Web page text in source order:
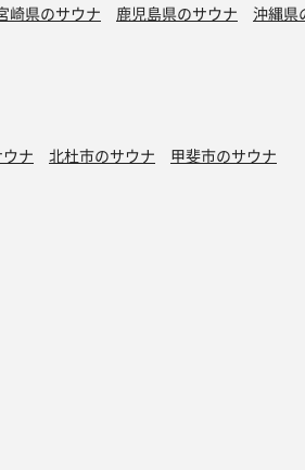
崎県のサウナ 鹿児島県のサウナ 沖縄県
ナ 北杜市のサウナ
甲斐市のサウナ